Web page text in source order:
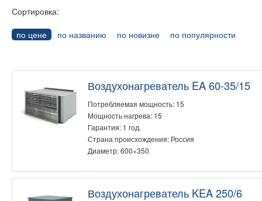
Сортировка:
по цене
по названию по новизне по популярности
Воздухонагреватель EA 60-35/15
Потребляемая мощность: 15
Мощность нагрева: 15
Гарантия: 1 год.
Страна происхождения: Россия
Диаметр: 600×350
Воздухонагреватель KEA 250/6